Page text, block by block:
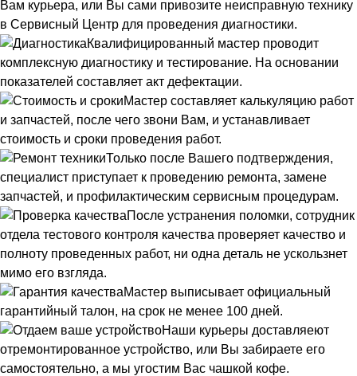
Вам курьера, или Вы сами привозите неисправную технику
в Сервисный Центр для проведения диагностики.
Квалифицированный мастер проводит
комплексную диагностику и тестирование. На основании
показателей составляет акт дефектации.
Мастер составляет калькуляцию работ
и запчастей, после чего звони Вам, и устанавливает
стоимость и сроки проведения работ.
Только после Вашего подтверждения,
специалист приступает к проведению ремонта, замене
запчастей, и профилактическим сервисным процедурам.
После устранения поломки, сотрудник
отдела тестового контроля качества проверяет качество и
полноту проведенных работ, ни одна деталь не ускользнет
мимо его взгляда.
Мастер выписывает официальный
гарантийный талон, на срок не менее 100 дней.
Наши курьеры доставляеют
отремонтированное устройство, или Вы забираете его
самостоятельно, а мы угостим Вас чашкой кофе.